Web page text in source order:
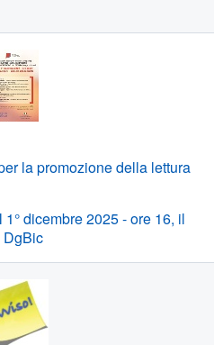
la promozione della lettura
dicembre 2025 - ore 16, il
DgBic